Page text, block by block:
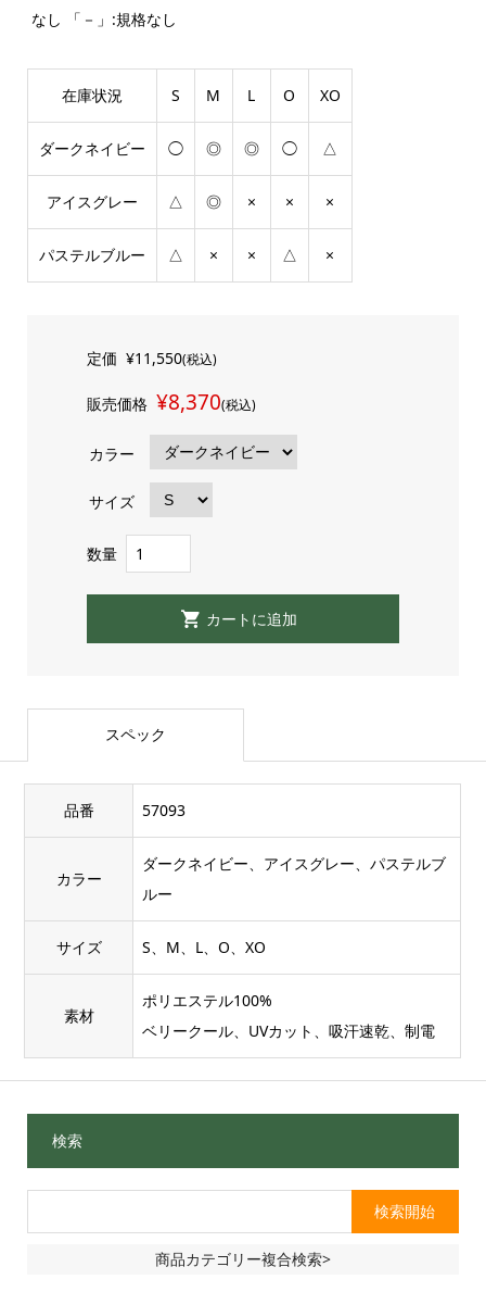
なし 「－」:規格なし
在庫状況 S M L O XO
ダークネイビー ◯ ◎ ◎ ◯ △
アイスグレー △ ◎ × × ×
パステルブルー △ × × △ ×
定価 ¥11,550(税込)
販売価格 ¥8,370(税込)
カラー
サイズ
数量
スペック
品番 57093
カラー
ダークネイビー、アイスグレー、パステルブ
ルー
サイズ S、M、L、O、XO
素材
ポリエステル100%
ベリークール、UVカット、吸汗速乾、制電
検索
商品カテゴリー複合検索>